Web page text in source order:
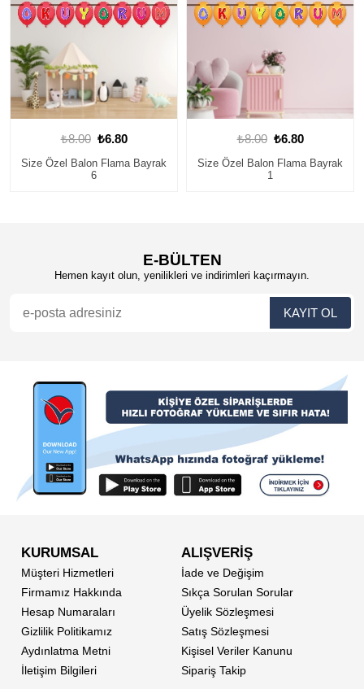
Flama Bayrak
Size Özel Balon Flama Bayrak
Kur`an
E-BÜLTEN
Hemen kayıt olun, yenilikleri ve indirimleri kaçırmayın.
KURUMSAL
Müşteri Hizmetleri
Firmamız Hakkında
Hesap Numaraları
Gizlilik Politikamız
Aydınlatma Metni
İletişim Bilgileri
ALIŞVERİŞ
İade ve Değişim
Sıkça Sorulan Sorular
Üyelik Sözleşmesi
Satış Sözleşmesi
Kişisel Veriler Kanunu
Sipariş Takip